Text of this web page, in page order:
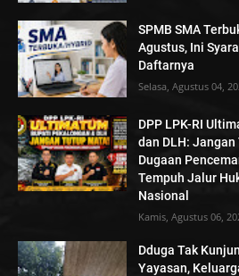
SPMB SMA
Agustus, Ini
Daftarnya
Selasa, Agustus 04,
DPP LPK-RI
dan DLH:
Dugaan
Tempuh Jalur
Nasional
Kamis, Agustus 06,
Dduga Tak
Yayasan,